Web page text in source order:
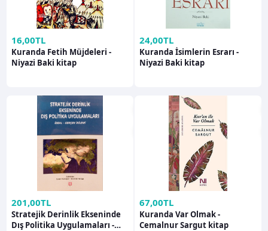
16,00TL
Kuranda Fetih Müjdeleri -
Niyazi Baki kitap
24,00TL
Kuranda İsimlerin Esrarı -
Niyazi Baki kitap
201,00TL
Stratejik Derinlik Ekseninde
Dış Politika Uygulamaları -
67,00TL
Kuranda Var Olmak -
Cemalnur Sargut kitap